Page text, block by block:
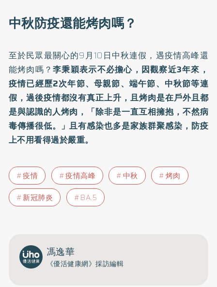
中秋防疫還能烤肉嗎？
至於民眾最關心的9月10日中秋連假，遇疫情高峰還
能烤肉嗎？李秉穎表示不必擔心，因觀察近3年來，
疫情已經歷2次年節、母親節、端午節、中秋節等連
假，過後疫情都沒有真正上升，且烤肉是在戶外且都
是與認識的人烤肉，「除非是一直互相擁抱，不然病
毒傳播很低。」且有感染也多是家族群聚感染，防疫
上不用看得過於嚴重。
疫情 疫情高峰 中秋
烤肉
新冠肺炎
BA.5
馮逸華
《優活健康網》採訪編輯